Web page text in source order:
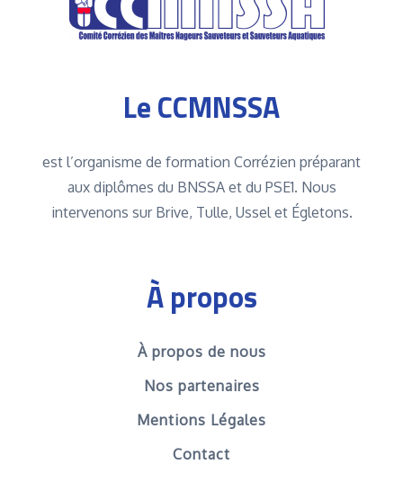
Le CCMNSSA
est l’organisme de formation Corrézien préparant
aux diplômes du BNSSA et du PSE1. Nous
intervenons sur Brive, Tulle, Ussel et Égletons.
À propos
À propos de nous
Nos partenaires
Mentions Légales
Contact